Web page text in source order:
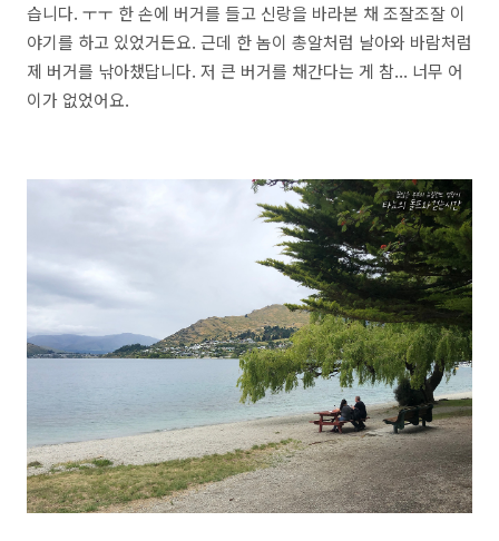
습니다. ㅜㅜ 한 손에 버거를 들고 신랑을 바라본 채 조잘조잘 이
야기를 하고 있었거든요. 근데 한 놈이 총알처럼 날아와 바람처럼
제 버거를 낚아챘답니다. 저 큰 버거를 채간다는 게 참... 너무 어
이가 없었어요.